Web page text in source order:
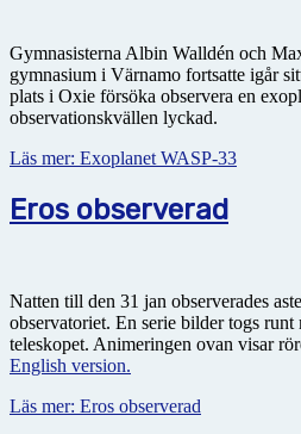
Gymnasisterna Albin Walldén och
gymnasium i Värnamo fortsatte igår
plats i Oxie försöka observera en
observationskvällen lyckad.
Läs mer: Exoplanet WASP-33
Eros observerad
Natten till den 31 jan observerades
observatoriet. En serie bilder togs
teleskopet. Animeringen ovan visar
English version.
Läs mer: Eros observerad